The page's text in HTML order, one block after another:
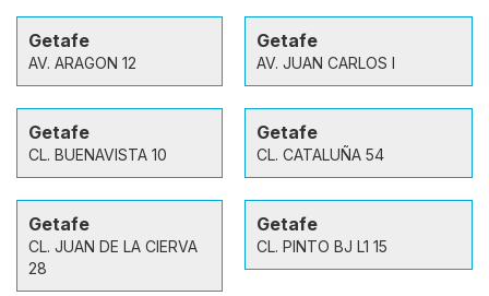
Getafe
AV. ARAGON 12
Getafe
AV. JUAN CARLOS I
Getafe
CL. BUENAVISTA 10
Getafe
CL. CATALUÑA 54
Getafe
CL. JUAN DE LA CIERVA
28
Getafe
CL. PINTO BJ L1 15